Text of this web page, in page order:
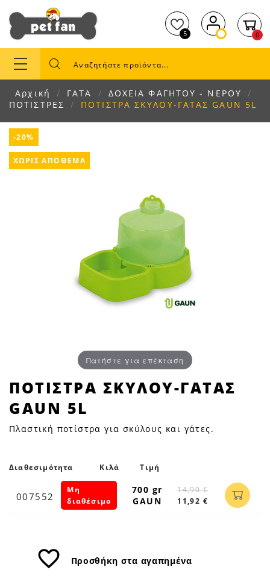
5 0
Αρχική ΓΑΤΑ
ΔΟΧΕΙΑ ΦΑΓΗΤΟΥ - ΝΕΡΟΥ
ΠΟΤΙΣΤΡΕΣ
ΠΟΤΙΣΤΡΑ ΣΚΥΛΟΥ-ΓΑΤΑΣ GAUN 5L
-20%
ΧΩΡΊΣ ΑΠΌΘΕΜΑ
Πατήστε για επέκταση
ΠΟΤΙΣΤΡΑ
ΣΚΥΛΟΥ-
ΓΑΤΑΣ
GAUN
Petfan
ΠΟΤΙΣΤΡΑ ΣΚΥΛΟΥ-ΓΑΤΑΣ
GAUN 5L
Πλαστική ποτίστρα για σκύλους και γάτες.
Διαθεσιμότητα Κιλά Τιμή
007552
700 gr
GAUN
14,90 €
11,92 €
Μη
διαθέσιμο
favorite_border Προσθήκη στα αγαπημένα